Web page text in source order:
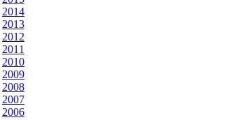
2014
2013
2012
2011
2010
2009
2008
2007
2006